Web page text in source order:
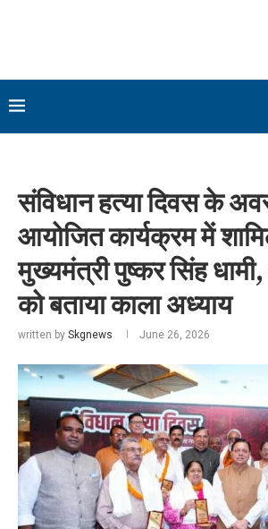
संविधान हत्या दिवस के
आयोजित कार्यक्रम में
मुख्यमंत्री पुष्कर सिंह
को बताया काला अध्याय
written by Skgnews June 26, 2026